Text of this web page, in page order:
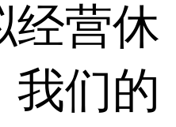
经营休
我们的